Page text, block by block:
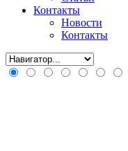
Контакты
Новости
Контакты